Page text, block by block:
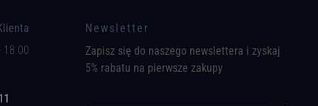
18.00
Newsletter
Zapisz się do naszego newslettera i zyskaj
5% rabatu na pierwsze zakupy